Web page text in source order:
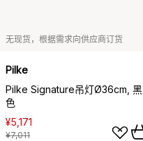
无现货，根据需求向供应商订货
Pilke
Pilke Signature吊灯Ø36cm, 黑
色
¥5,171
¥7,011